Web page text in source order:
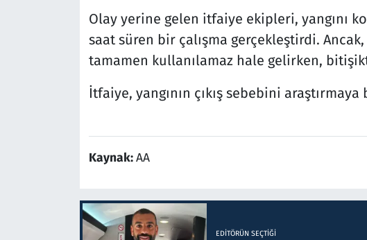
Olay yerine gelen itfaiye ekipleri, yangını
saat süren bir çalışma gerçekleştirdi.
tamamen kullanılamaz hale gelirken,
İtfaiye, yangının çıkış sebebini araştırmaya
Kaynak:AA
EDITÖRÜN SEÇTIĞI